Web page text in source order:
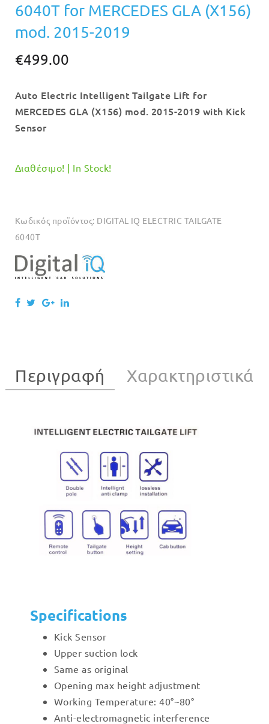
6040T for MERCEDES GLA (X156)
mod. 2015-2019
€499.00
Auto Electric Intelligent Tailgate Lift for
MERCEDES GLA (X156) mod. 2015-2019 with Kick
Sensor
Διαθέσιμο! | In Stock!
Κωδικός προϊόντος: DIGITAL IQ ELECTRIC TAILGATE
6040T
Περιγραφή Χαρακτηριστικά
Specifications
Kick Sensor
Upper suction lock
Same as original
Opening max height adjustment
Working Temperature: 40°~80°
Anti-electromagnetic interference